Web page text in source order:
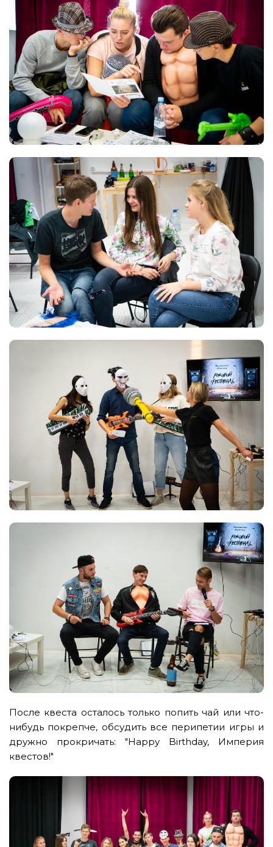
После квеста осталось только попить чай или что-
нибудь покрепче, обсудить все перипетии игры и
дружно прокричать: "Happy Birthday, Империя
квестов!"